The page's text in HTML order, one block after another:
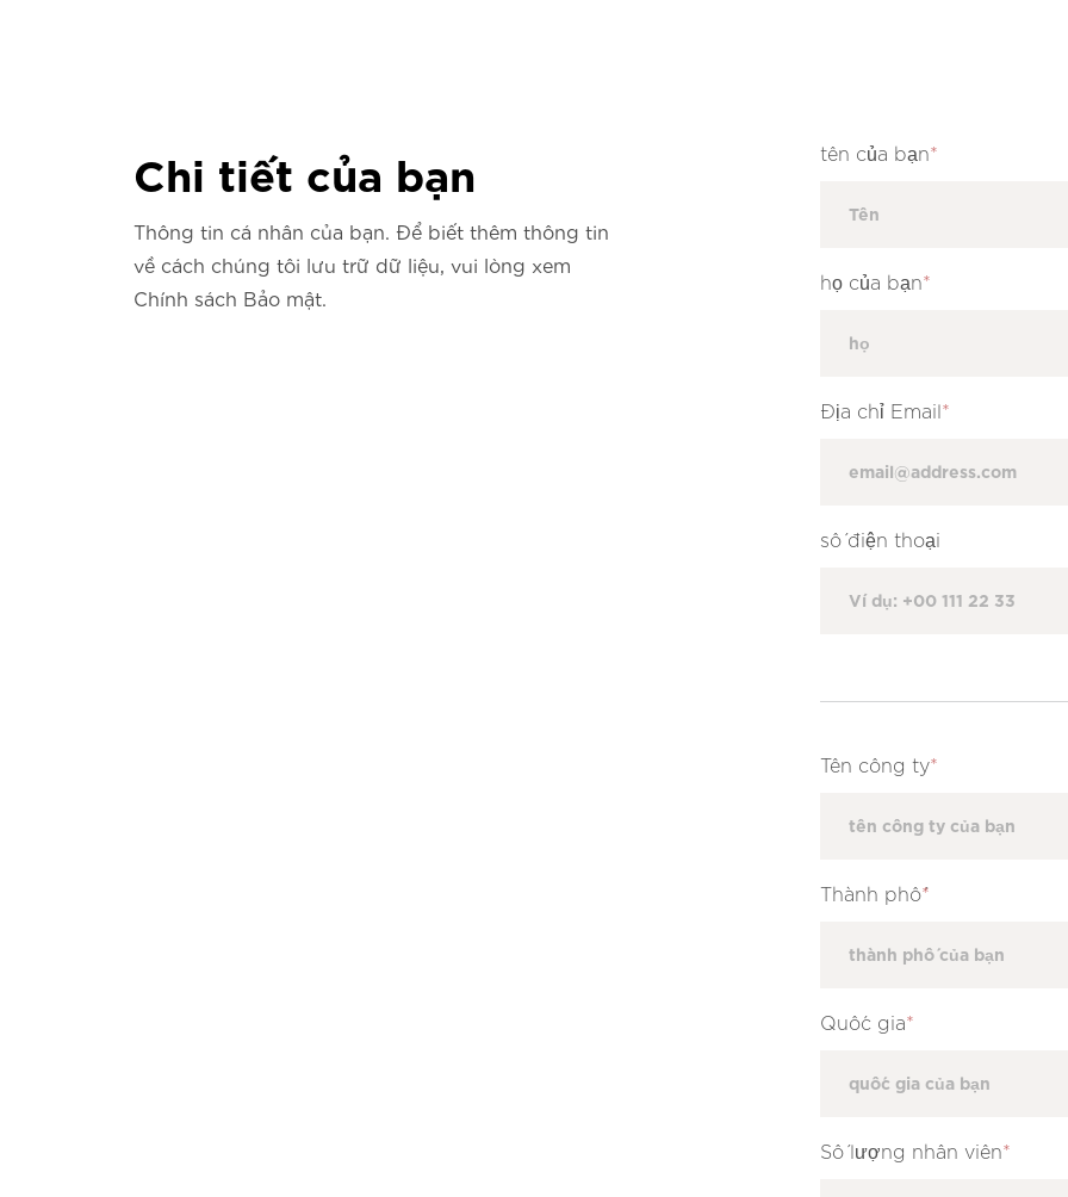
Chi tiết của bạn
Thông tin cá nhân của bạn. Để biết thêm thông tin
về cách chúng tôi lưu trữ dữ liệu, vui lòng xem
Chính sách Bảo mật.
tên của bạn*
họ của bạn*
Địa chỉ Email*
số điện thoại
Tên công ty*
Thành phố*
Quốc gia*
Số lượng nhân viên*